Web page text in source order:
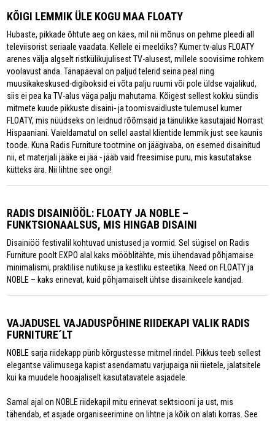
KÕIGI LEMMIK ÜLE KOGU MAA FLOATY
Hubaste, pikkade õhtute aeg on käes, mil nii mõnus on pehme pleedi all
televiisorist seriaale vaadata. Kellele ei meeldiks? Kumer tv-alus FLOATY
arenes välja algselt ristkülikujulisest TV-alusest, millele soovisime rohkem
voolavust anda. Tänapäeval on paljud telerid seina peal ning
muusikakeskused-digiboksid ei võta palju ruumi või pole üldse vajalikud,
siis ei pea ka TV-alus väga palju mahutama. Kõigest sellest kokku sündis
mitmete kuude pikkuste disaini- ja toomisvaidluste tulemusel kumer
FLOATY, mis nüüdseks on leidnud rõõmsaid ja tänulikke kasutajaid Norrast
Hispaaniani. Vaieldamatul on sellel aastal klientide lemmik just see kaunis
toode. Kuna Radis Furniture tootmine on jäägivaba, on esemed disainitud
nii, et materjali jääke ei jää - jääb vaid freesimise puru, mis kasutatakse
kütteks ära. Nii lihtne see ongi!
RADIS DISAINIÖÖL: FLOATY JA NOBLE –
FUNKTSIONAALSUS, MIS HINGAB DISAINI
Disainiöö festivalil kohtuvad unistused ja vormid. Sel sügisel on Radis
Furniture poolt EXPO alal kaks mööblitähte, mis ühendavad põhjamaise
minimalismi, praktilise nutikuse ja kestliku esteetika. Need on FLOATY ja
NOBLE – kaks erinevat, kuid põhjamaiselt ühtse disainikeele kandjad.
VAJADUSEL VAJADUSPÕHINE RIIDEKAPI VALIK RADIS
FURNITURE´LT
NOBLE sarja riidekapp pürib kõrgustesse mitmel rindel. Pikkus teeb sellest
elegantse välimusega kapist asendamatu varjupaiga nii riietele, jalatsitele
kui ka muudele hooajaliselt kasutatavatele asjadele.
Samal ajal on NOBLE riidekapil mitu erinevat sektsiooni ja ust, mis
tähendab, et asjade organiseerimine on lihtne ja kõik on alati korras. See